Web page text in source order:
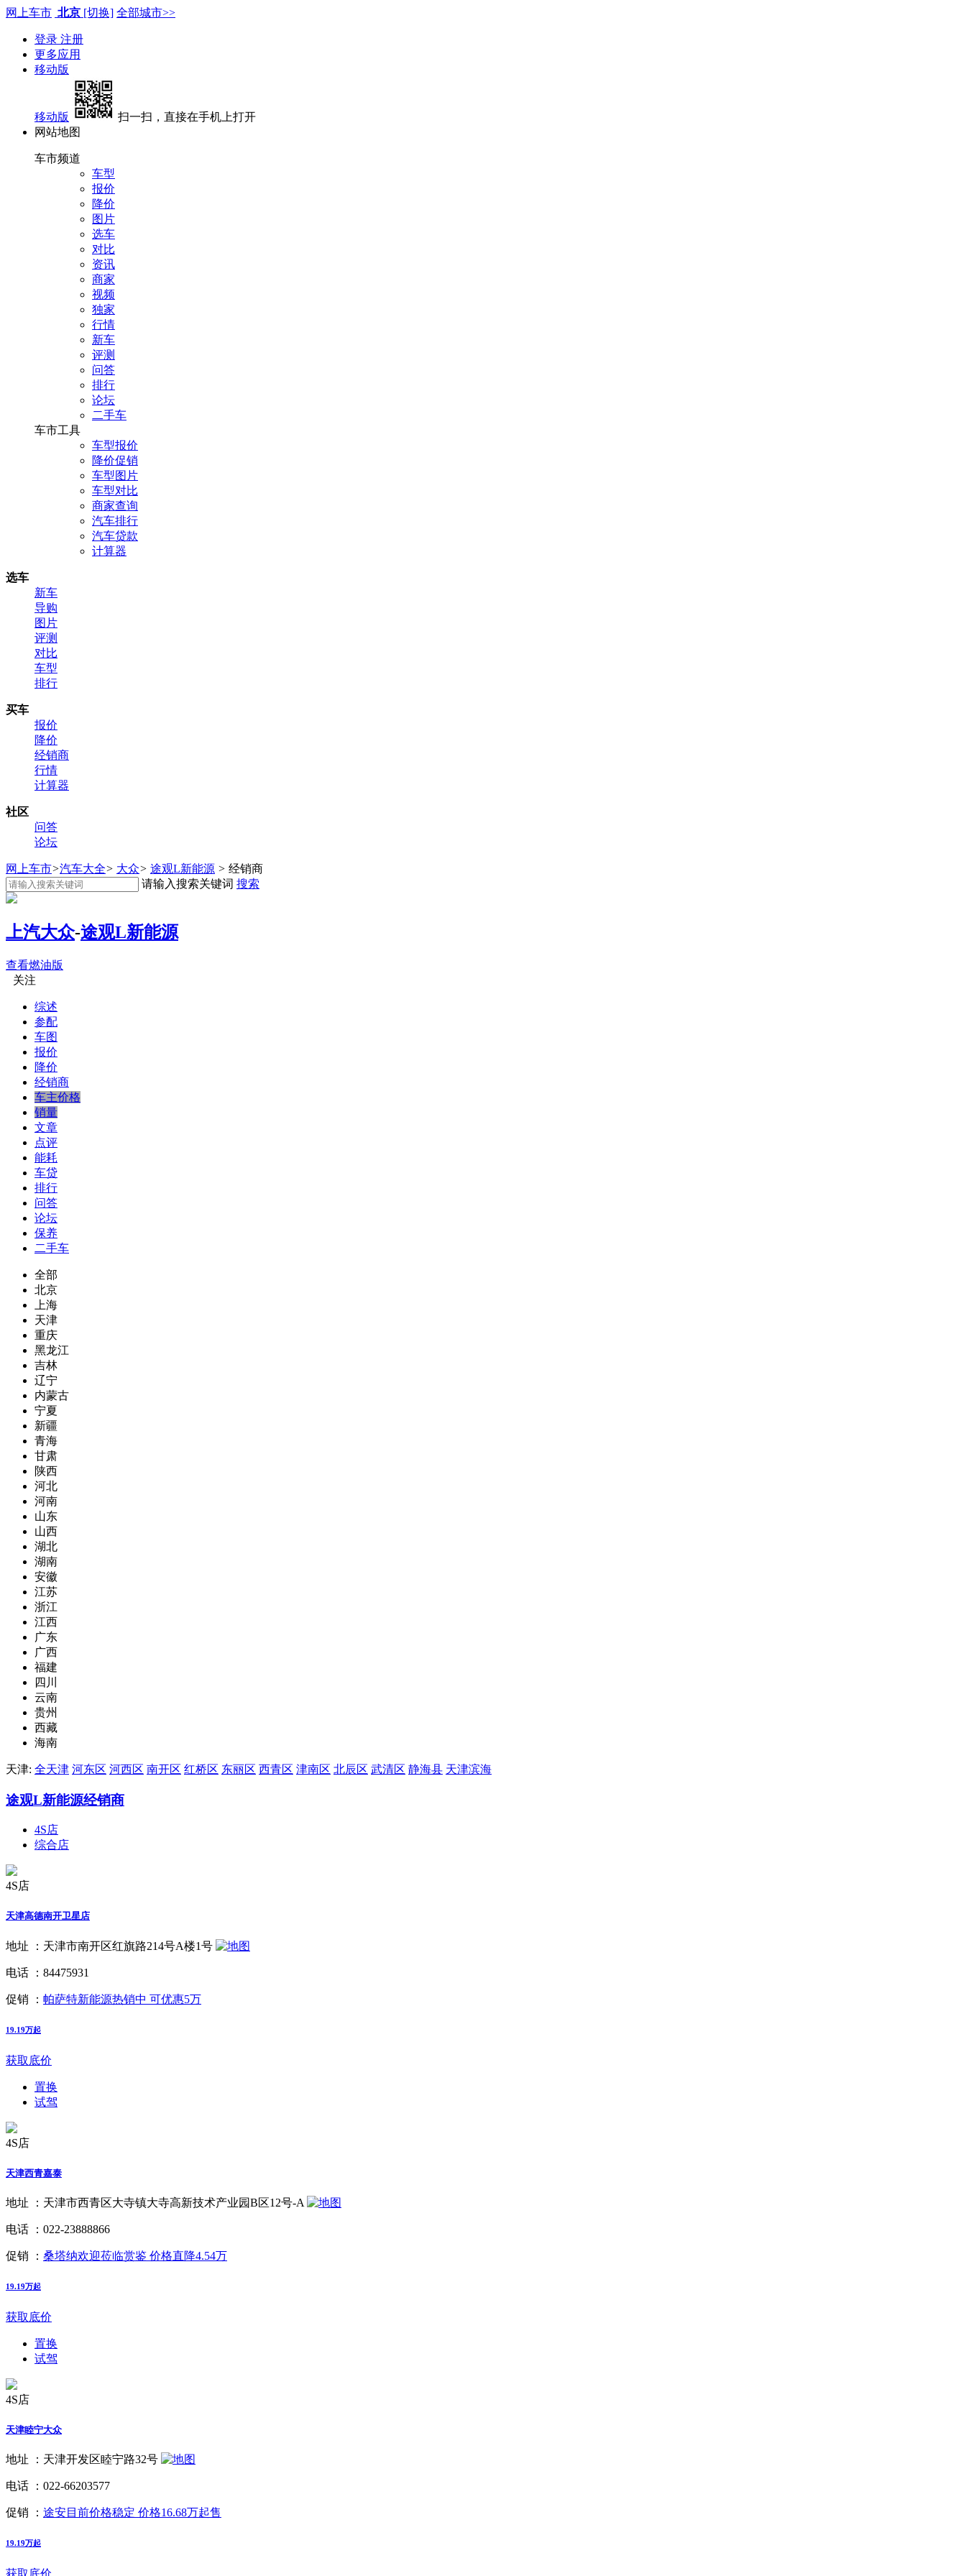
网上车市 北京 [切换] 全部城市>>
登录 注册
更多应用
移动版
移动版
扫一扫，直接在手机上打开
网站地图
车市频道
车型
报价
降价
图片
选车
对比
资讯
商家
视频
独家
行情
新车
评测
问答
排行
论坛
二手车
车市工具
车型报价
降价促销
车型图片
车型对比
商家查询
汽车排行
汽车贷款
计算器
选车
新车
导购
图片
评测
对比
车型
排行
买车
报价
降价
经销商
行情
计算器
社区
问答
论坛
网上车市>汽车大全> 大众> 途观L新能源 > 经销商
请输入搜索关键词 搜索
上汽大众-途观L新能源
查看燃油版
关注
综述
参配
车图
报价
降价
经销商
车主价格
销量
文章
点评
能耗
车贷
排行
问答
论坛
保养
二手车
全部
北京
上海
天津
重庆
黑龙江
吉林
辽宁
内蒙古
宁夏
新疆
青海
甘肃
陕西
河北
河南
山东
山西
湖北
湖南
安徽
江苏
浙江
江西
广东
广西
福建
四川
云南
贵州
西藏
海南
天津: 全天津 河东区 河西区 南开区 红桥区 东丽区 西青区 津南区 北辰区 武清区 静海县 天津滨海
途观L新能源经销商
4S店
综合店
4S店
天津高德南开卫星店
地址 ： 天津市南开区红旗路214号A楼1号
电话 ： 84475931
促销 ： 帕萨特新能源热销中 可优惠5万
19.19万起
获取底价
置换
试驾
4S店
天津西青嘉泰
地址 ： 天津市西青区大寺镇大寺高新技术产业园B区12号-A
电话 ： 022-23888866
促销 ： 桑塔纳欢迎莅临赏鉴 价格直降4.54万
19.19万起
获取底价
置换
试驾
4S店
天津睦宁大众
地址 ： 天津开发区睦宁路32号
电话 ： 022-66203577
促销 ： 途安目前价格稳定 价格16.68万起售
19.19万起
获取底价